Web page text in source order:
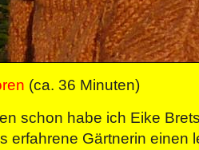
(ca. 36 Minuten)
schon habe ich Eike
erfahrene Gärtnerin einen